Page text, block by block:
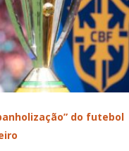
do futebol